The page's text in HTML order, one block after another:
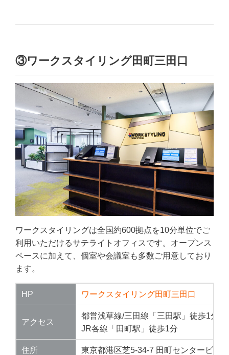
③ワークスタイリング田町三田口
ワークスタイリングは全国約600拠点を10分単位でご
利用いただけるサテライトオフィスです。オープンス
ペースに加えて、個室や会議室も多数ご用意しており
ます。
HP ワークスタイリング田町三田口
アクセス
都営浅草線/三田線「三田駅」徒歩1分
JR各線「田町駅」徒歩1分
住所 東京都港区芝5-34-7 田町センタービル